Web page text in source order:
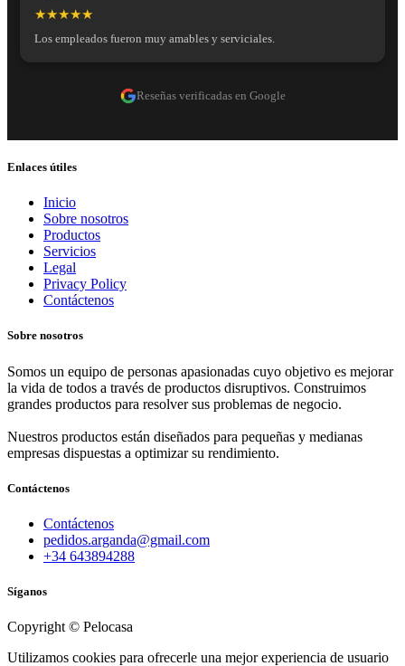
★★★★★
Los empleados fueron muy amables y serviciales.
Reseñas verificadas en Google
Enlaces útiles
Inicio
Sobre nosotros
Productos
Servicios
Legal
Privacy Policy
Contáctenos
Sobre nosotros
Somos un equipo de personas apasionadas cuyo objetivo es mejorar
la vida de todos a través de productos disruptivos. Construimos
grandes productos para resolver sus problemas de negocio.
Nuestros productos están diseñados para pequeñas y medianas
empresas dispuestas a optimizar su rendimiento.
Contáctenos
Contáctenos
pedidos.arganda@gmail.com
+34 643894288
Síganos
Copyright © Pelocasa
Utilizamos cookies para ofrecerle una mejor experiencia de usuario